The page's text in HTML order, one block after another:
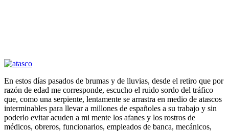
En estos días pasados de brumas y de lluvias, desde el retiro que por
razón de edad me corresponde, escucho el ruido sordo del tráfico
que, como una serpiente, lentamente se arrastra en medio de atascos
interminables para llevar a millones de españoles a su trabajo y sin
poderlo evitar acuden a mi mente los afanes y los rostros de
médicos, obreros, funcionarios, empleados de banca, mecánicos,